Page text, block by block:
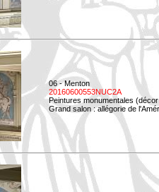
06 - Menton
20160600553NUC2A
Peintures monumentales
Grand salon : allégorie de